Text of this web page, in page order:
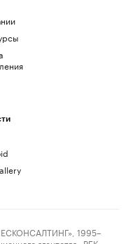
1995–